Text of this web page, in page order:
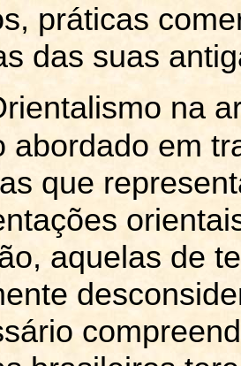
práticas
das suas
na
abordado em
que
aquelas de